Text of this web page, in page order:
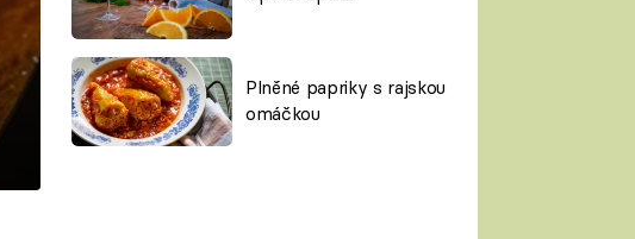
Plněné papriky s rajskou
omáčkou